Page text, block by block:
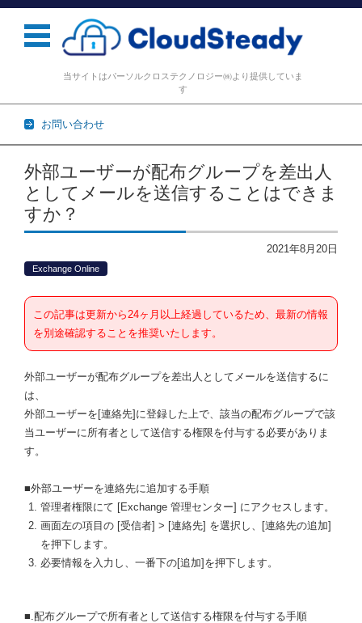
当サイトはパーソルクロステクノロジー㈱より提供していま
す
お問い合わせ
コンテンツに移動
外部ユーザーが配布グループを差出人
としてメールを送信することはできま
すか？
2021年8月20日
Exchange Online
この記事は更新から24ヶ月以上経過しているため、最新の情報
を別途確認することを推奨いたします。
外部ユーザーが配布グループを差出人としてメールを送信するに
は、
外部ユーザーを[連絡先]に登録した上で、該当の配布グループで該
当ユーザーに所有者として送信する権限を付与する必要がありま
す。
■外部ユーザーを連絡先に追加する手順
管理者権限にて [Exchange 管理センター] にアクセスします。
画面左の項目の [受信者] > [連絡先] を選択し、[連絡先の追加]
を押下します。
必要情報を入力し、一番下の[追加]を押下します。
■.配布グループで所有者として送信する権限を付与する手順